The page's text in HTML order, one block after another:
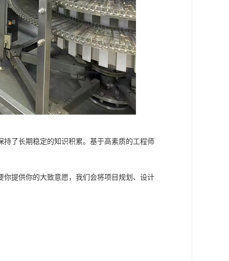
了长期稳定的知识积累。基于高素质的工程师
提供你的大致意愿，我们会将项目规划、设计